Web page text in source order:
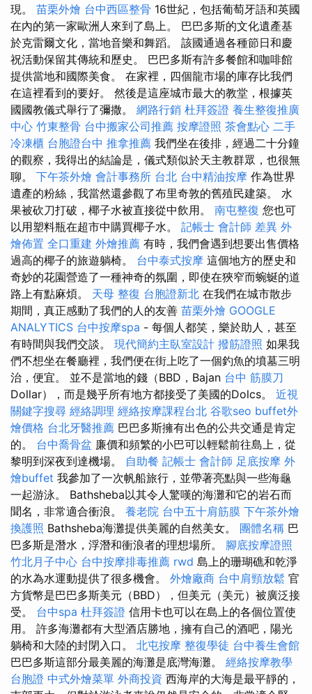
現。 苗栗外燴 台中西區整骨 16世紀，包括葡萄牙語和英國
在內的第一家歐洲人來到了島上。 巴巴多斯的文化遺產基
於克雷爾文化，當地音樂和舞蹈。 該國通過各種節日和慶
祝活動保留其傳統和歷史。 巴巴多斯有許多餐館和咖啡館
提供當地和國際美食。 在家裡，四個龍市場的庫存比我們
在這裡看到的要好。 然後是這座城市最大的教堂，根據英
國國教儀式舉行了彌撒。 網路行銷 杜拜簽證 養生整復推廣
中心 竹東整骨 台中搬家公司推薦 按摩證照 茶會點心 二手
冷凍櫃 台胞證台中 推拿推薦 我們坐在後排，經過二十分鐘
的觀察，我得出的結論是，儀式類似於天主教群眾，也很無
聊。 下午茶外燴 會計事務所 台北 台中精油按摩 作為世界
遺產的粉絲，我當然還參觀了布里奇敦的舊殖民建築。 水
果被砍刀打破，椰子水被直接從中飲用。 南屯整復 您也可
以用塑料瓶在超市中購買椰子水。 記帳士 會計師 差異 外
燴佈置 全口重建 外燴推薦 有時，我們會遇到想要出售價格
過高的椰子的旅遊躺椅。 台中泰式按摩 這個地方的歷史和
奇妙的花園營造了一種神奇的氛圍，即使在狹窄而蜿蜒的道
路上有點麻煩。 天母 整復 台胞證新北 在我們在城市散步
期間，真正感動了我們的人的友善 苗栗外燴 GOOGLE
ANALYTICS 台中按摩spa - 每個人都笑，樂於助人，甚至
有時間與我們交談。 現代簡約主臥室設計 撥筋證照 如果我
們不想坐在餐廳裡，我們便在街上吃了一個釣魚的墳墓三明
治，便宜。 並不是當地的錢（BBD，Bajan 台中 筋膜刀
Dollar），而是幾乎所有地方都接受了美國的Dolcs。 近視
關鍵字搜尋 經絡調理 經絡按摩課程台北 谷歌seo buffet外
燴價格 台北牙醫推薦 巴巴多斯擁有出色的公共交通是肯定
的。 台中喬骨盆 廉價和頻繁的小巴可以輕鬆前往島上，從
黎明到深夜到達機場。 自助餐 記帳士 會計師 足底按摩 外
燴buffet 我參加了一次帆船旅行，並帶著亮點與一些海龜
一起游泳。 Bathsheba以其令人驚嘆的海灘和它的岩石而
聞名，非常適合衝浪。 養老院 台中五十肩筋膜 下午茶外燴
換護照 Bathsheba海灘提供美麗的自然美女。 團體名稱 巴
巴多斯是潛水，浮潛和衝浪者的理想場所。 腳底按摩證照
竹北月子中心 台中按摩排毒推薦 rwd 島上的珊瑚礁和乾淨
的水為水運動提供了很多機會。 外燴廠商 台中肩頸放鬆 官
方貨幣是巴巴多斯美元（BBD），但美元（美元）被廣泛接
受。 台中spa 杜拜簽證 信用卡也可以在島上的各個位置使
用。 許多海灘都有大型酒店勝地，擁有自己的酒吧，陽光
躺椅和大陸的封閉入口。 北屯按摩 整復學徒 台中養生會館
巴巴多斯這部分最美麗的海灘是底灣海灘。 經絡按摩教學
台胞證 中式外燴菜單 外商投資 西海岸的大海是最平靜的，